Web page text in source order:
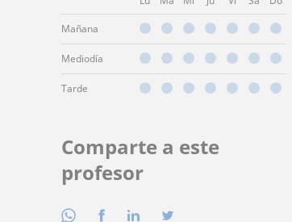
Mañana
Mediodía
Tarde
Comparte a este
profesor